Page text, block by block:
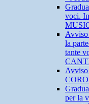
voci.
la
tante
Avviso
per la